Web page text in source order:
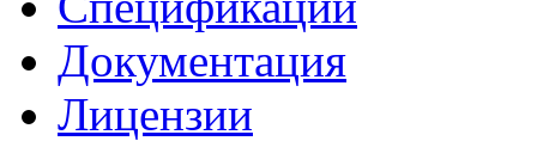
Документация
Лицензии